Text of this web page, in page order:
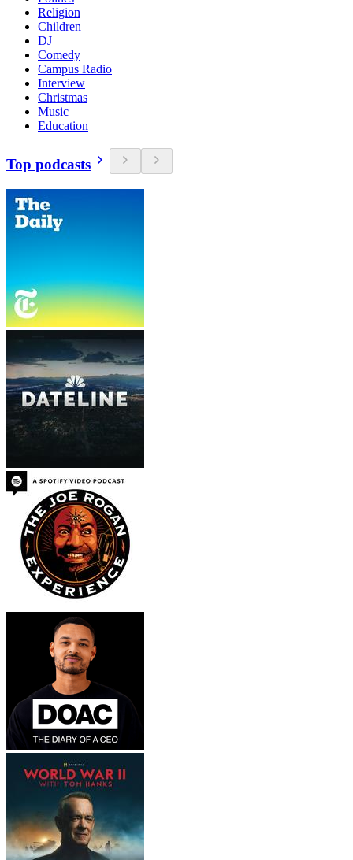
Religion
Children
DJ
Comedy
Campus Radio
Interview
Christmas
Music
Education
Top podcasts